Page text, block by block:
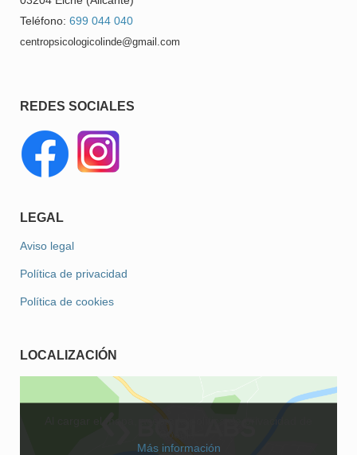
Teléfono: 699 044 040
centropsicologicolinde@gmail.com
REDES SOCIALES
LEGAL
Aviso legal
Política de privacidad
Política de cookies
LOCALIZACIÓN
Al cargar el mapa, acepta la política de privacidad de
Google.
Más información